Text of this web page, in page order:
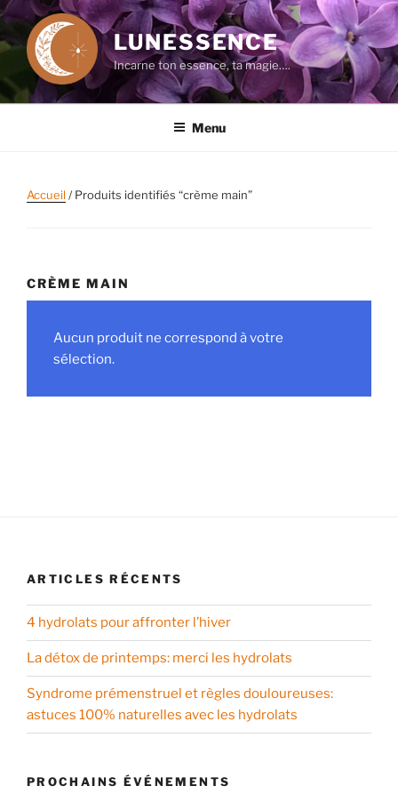
Aller
contenu
principal
LUNESSENCE
Incarne ton essence, ta magie….
Menu
Accueil/ Produits identifiés “crème main”
CRÈME MAIN
Aucun produit ne correspond à votre
sélection.
ARTICLES RÉCENTS
4 hydrolats pour affronter l’hiver
La détox de printemps: merci les hydrolats
Syndrome prémenstruel et règles douloureuses:
astuces 100% naturelles avec les hydrolats
PROCHAINS ÉVÉNEMENTS